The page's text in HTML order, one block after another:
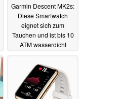
Garmin Descent MK2s:
Diese Smartwatch
eignet sich zum
Tauchen und ist bis 10
ATM wasserdicht